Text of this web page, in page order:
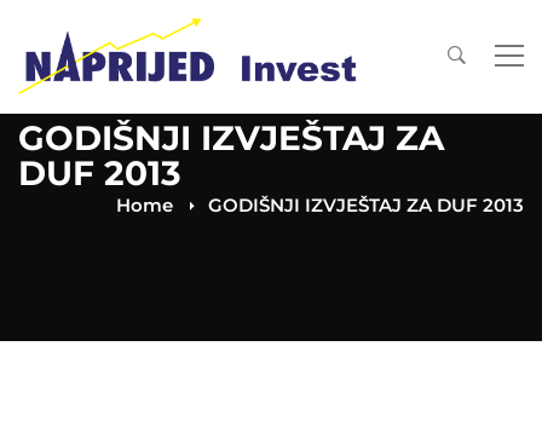
GODIŠNJI IZVJEŠTAJ ZA
DUF 2013
Home GODIŠNJI IZVJEŠTAJ ZA DUF 2013